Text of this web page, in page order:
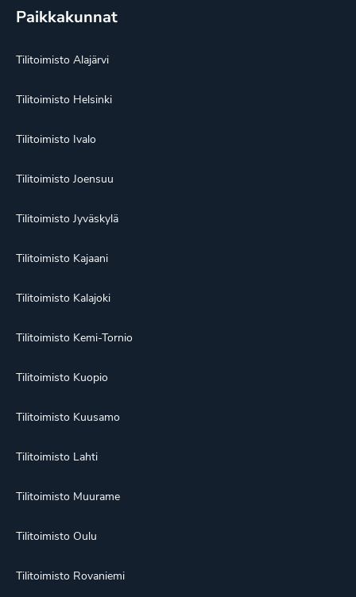
Paikkakunnat
Tilitoimisto Alajärvi
Tilitoimisto Helsinki
Tilitoimisto Ivalo
Tilitoimisto Joensuu
Tilitoimisto Jyväskylä
Tilitoimisto Kajaani
Tilitoimisto Kalajoki
Tilitoimisto Kemi-Tornio
Tilitoimisto Kuopio
Tilitoimisto Kuusamo
Tilitoimisto Lahti
Tilitoimisto Muurame
Tilitoimisto Oulu
Tilitoimisto Rovaniemi